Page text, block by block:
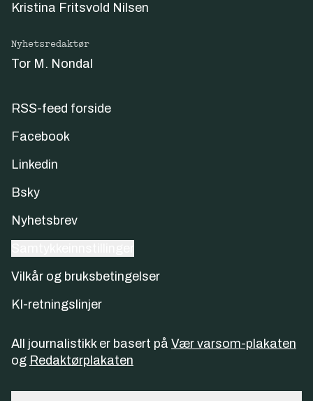
Kristina Fritsvold Nilsen
Nyhetsredaktør
Tor M. Nondal
RSS-feed forside
Facebook
Linkedin
Bsky
Nyhetsbrev
Vilkår og bruksbetingelser
KI-retningslinjer
All journalistikk er basert på Vær varsom-plakaten
og Redaktørplakaten